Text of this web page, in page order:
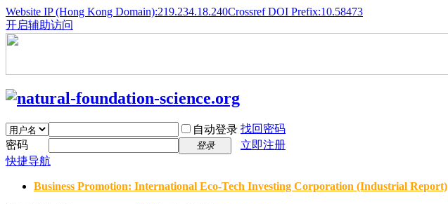
Website IP (Hong Kong Domain):219.234.18.240Crossref DOI Prefix:10.58473
开启辅助访问
自动登录 找回密码
密码
登录
立即注册
快捷导航
Business Promotion: International Eco-Tech Investing Corporation (Industrial Report)